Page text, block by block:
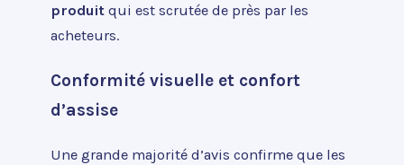
produit qui est scrutée de près par les
acheteurs.
Conformité visuelle et confort
d’assise
Une grande majorité d’avis confirme que les